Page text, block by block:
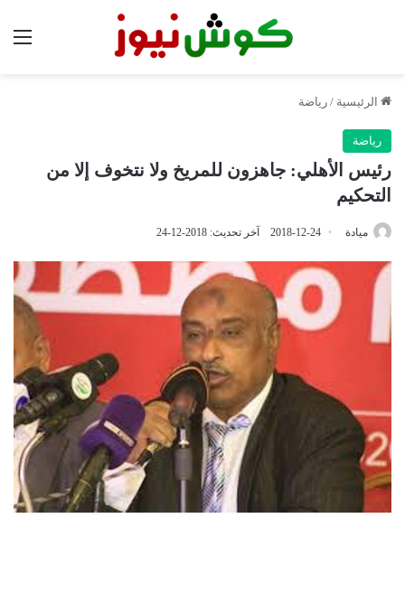
الرئيسية / رياضة
رياضة
رئيس الأهلي: جاهزون للمريخ ولا نتخوف إلا من
التحكيم
ميادة 2018-12-24 آخر تحديث: 2018-12-24